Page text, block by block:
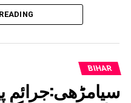
قائدِ حزبِ اختلاف
نہیں تھے۔ملاقات کے
لے کر فکرمند تھے، اسی
آئے تھے۔ انہوں نے کہا
ہیں کہ لالو پرساد
BIHAR
سیامڑھی:جرائم